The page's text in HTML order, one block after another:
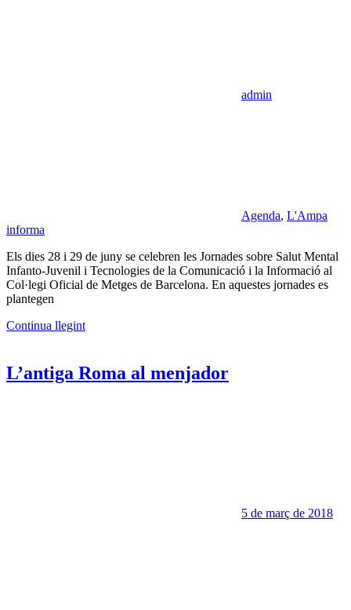
admin
Agenda, L'Ampa
informa
Els dies 28 i 29 de juny se celebren les Jornades sobre Salut Mental
Infanto-Juvenil i Tecnologies de la Comunicació i la Informació al
Col·legi Oficial de Metges de Barcelona. En aquestes jornades es
plantegen
Continua llegint
L’antiga Roma al menjador
5 de març de 2018